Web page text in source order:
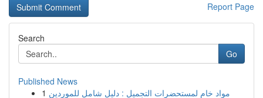
Report Page
Search
Go
Published News
1 مواد خام لمستحضرات التجميل : دليل شامل للموردين